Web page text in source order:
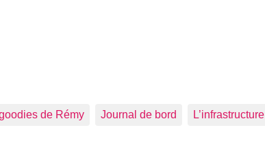
de Rémy Journal de bord L’infrastructure